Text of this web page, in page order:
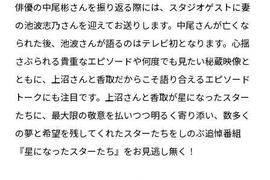
俳優の中尾彬さんを振り返る際には、スタジオゲストに妻
の池波志乃さんを迎えてお送りします。中尾さんが亡くな
られた後、池波さんが語るのはテレビ初となります。心揺
さぶられる貴重なエピソードや何度でも見たい秘蔵映像と
ともに、上沼さんと香取だからこそ語り合えるエピソード
トークにも注目です。上沼さんと香取が星になったスター
たちに、最大限の敬意を払いつつ明るく寄り添い、数多く
の夢と希望を残してくれたスターたちをしのぶ追悼番組
『星になったスターたち』をお見逃し無く！